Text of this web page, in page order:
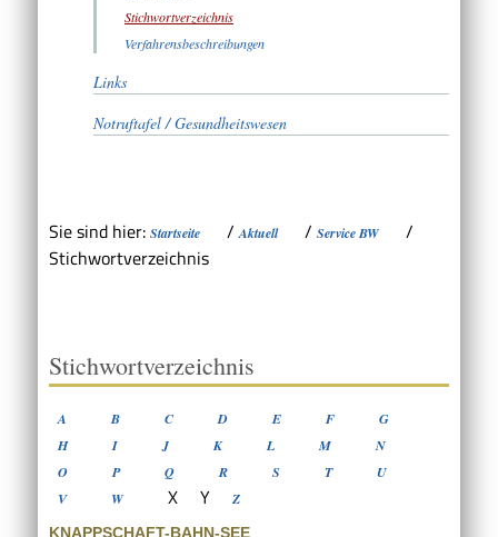
Stichwortverzeichnis
Verfahrensbeschreibungen
Links
Notruftafel / Gesundheitswesen
Sie sind hier: Startseite /Aktuell / Service BW
/
Stichwortverzeichnis
Stichwortverzeichnis
A B C D E F
G
H
I J K L M
N
O
P Q R S T
U
V
W X Y Z
KNAPPSCHAFT-BAHN-SEE